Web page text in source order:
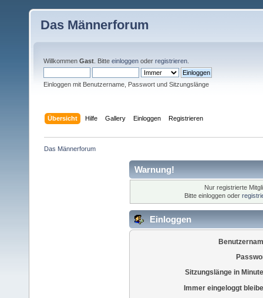
Das Männerforum
Willkommen Gast . Bitte einloggen oder registrieren
Einloggen mit Benutzername, Passwort und Sitzungslänge
Übersicht Hilfe Gallery Einloggen Registrieren
Das Männerforum
Warnung!
Nur registrierte
Bitte einloggen oder
Einloggen
Sitzungslänge in
Immer eingeloggt